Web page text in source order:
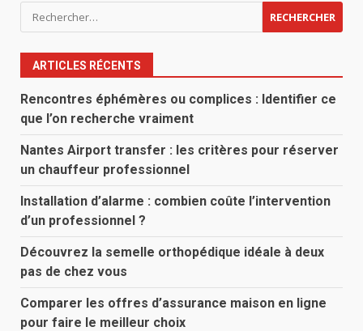
Rechercher :
ARTICLES RÉCENTS
Rencontres éphémères ou complices : Identifier ce
que l’on recherche vraiment
Nantes Airport transfer : les critères pour réserver
un chauffeur professionnel
Installation d’alarme : combien coûte l’intervention
d’un professionnel ?
Découvrez la semelle orthopédique idéale à deux
pas de chez vous
Comparer les offres d’assurance maison en ligne
pour faire le meilleur choix